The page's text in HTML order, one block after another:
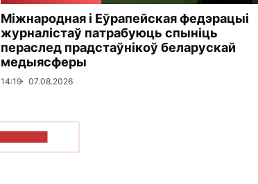
Міжнародная і Еўрапейская федэрацыі
журналістаў патрабуюць спыніць
пераслед прадстаўнікоў беларускай
медыясферы
14:19 07.08.2026